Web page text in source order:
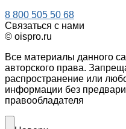
8 800 505 50 68
Связаться с нами
© oispro.ru
Все материалы данного
авторского права.
распространение или
информации без
правообладателя